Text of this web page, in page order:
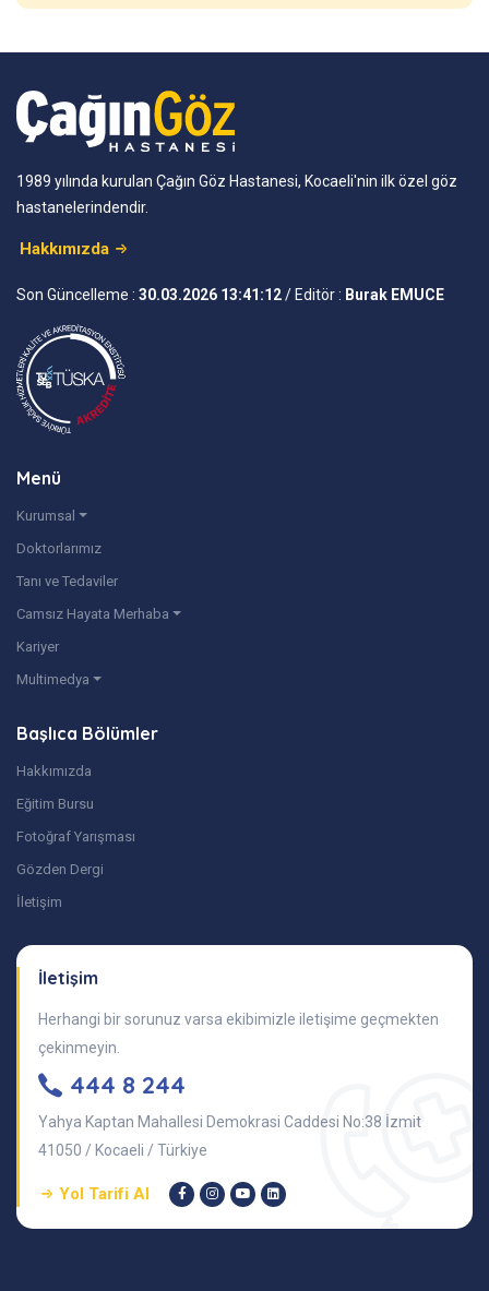
1989 yılında kurulan Çağın Göz Hastanesi, Kocaeli'nin ilk özel göz
hastanelerindendir.
Hakkımızda
Son Güncelleme : 30.03.2026 13:41:12/ Editör : Burak EMUCE
Menü
Kurumsal
Doktorlarımız
Tanı ve Tedaviler
Camsız Hayata Merhaba
Kariyer
Multimedya
Başlıca Bölümler
Hakkımızda
Eğitim Bursu
Fotoğraf Yarışması
Gözden Dergi
İletişim
İletişim
Herhangi bir sorunuz varsa ekibimizle iletişime geçmekten
çekinmeyin.
444 8 244
Yahya Kaptan Mahallesi Demokrasi Caddesi No:38 İzmit
41050 / Kocaeli / Türkiye
Yol Tarifi Al